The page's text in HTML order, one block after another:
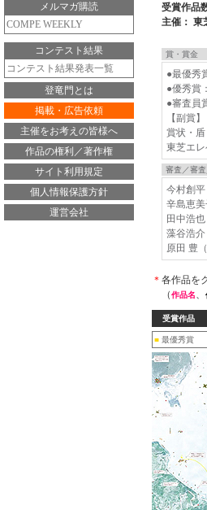
メルマガ購読
COMPE WEEKLY
コンテスト結果
コンテスト結果発表一覧
登竜門とは
掲載・広告依頼
主催をお考えの皆様へ
作品の権利／著作権
サイト利用規定
個人情報保護方針
運営会社
受賞作品
主催： 東
賞・賞金
●最優秀
●優秀賞
●審査員
【副賞】
賞状・盾
東芝エ
審査／審査
今村創平
辛島恵
田中浩
藻谷浩
原田 豊
＊ 各作品を
（作品名、
受賞作品
■ 最優秀賞